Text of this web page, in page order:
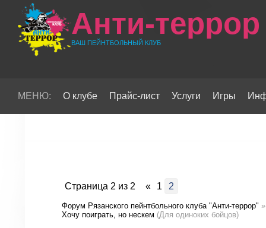
Анти-террор
ВАШ ПЕЙНТБОЛЬНЫЙ КЛУБ
МЕНЮ: О клубе Прайс-лист Услуги Игры
Страница 2 из 2 « 1 2
Форум Рязанского пейнтбольного клуба "Анти-террор" »
Хочу поиграть, но нескем (Для одиноких бойцов)